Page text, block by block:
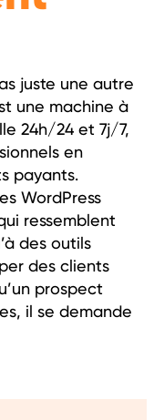
juste une autre
une machine à
24h/24 et 7j/7,
en
payants.
WordPress
ressemblent
des outils
des clients
prospect
il se demande